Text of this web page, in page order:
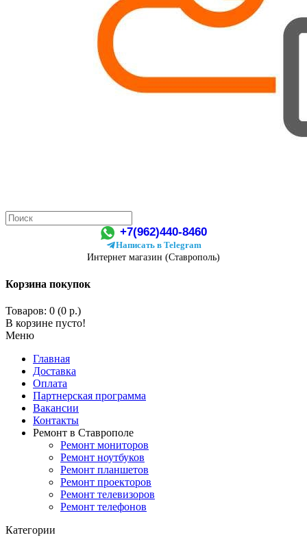
+7(962)440-8460
Написать в Telegram
Интернет магазин (Ставрополь)
Корзина покупок
Товаров: 0 (0 р.)
В корзине пусто!
Меню
Главная
Доставка
Оплата
Партнерская программа
Вакансии
Контакты
Ремонт в Ставрополе
Ремонт мониторов
Ремонт ноутбуков
Ремонт планшетов
Ремонт проекторов
Ремонт телевизоров
Ремонт телефонов
Категории